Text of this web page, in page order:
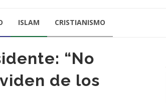
ISLAM CRISTIANISMO
“No
de los